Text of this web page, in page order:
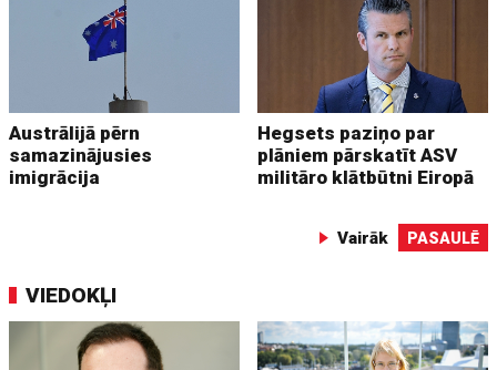
Austrālijā pērn
samazinājusies
imigrācija
Hegsets paziņo par
plāniem pārskatīt ASV
militāro klātbūtni Eiropā
Vairāk PASAULĒ
VIEDOKĻI